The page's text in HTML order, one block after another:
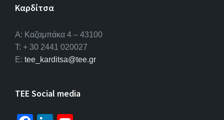
Καρδίτσα
Α: Καζαμπάκα 4 – 43100
T: + 30 2441 020027
E: tee_karditsa@tee.gr
TEE Social media